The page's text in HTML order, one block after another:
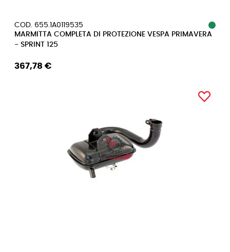
COD. 655.1A0119535
MARMITTA COMPLETA DI PROTEZIONE VESPA PRIMAVERA
- SPRINT 125
367,78 €